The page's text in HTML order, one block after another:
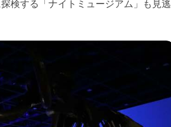
検する「ナイトミュージアム」も見逃